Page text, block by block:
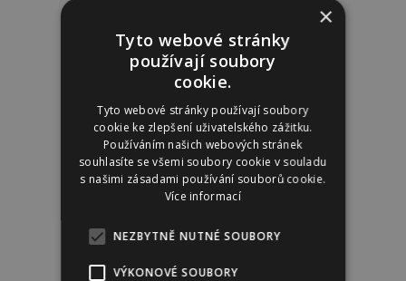
Reklama
×
Tyto webové stránky
používají soubory
cookie.
Tyto webové stránky používají soubory
cookie ke zlepšení uživatelského zážitku.
Používáním našich webových stránek
souhlasíte se všemi soubory cookie v souladu
s našimi zásadami používání souborů cookie.
Více informací
NEZBYTNĚ NUTNÉ SOUBORY
VÝKONOVÉ SOUBORY